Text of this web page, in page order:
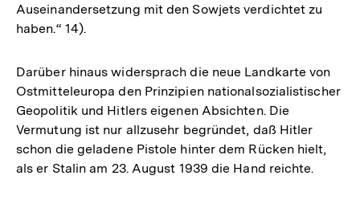
Fußnote
Auseinandersetzung mit den Sowjets verdichtet zu
haben.“ 14).
Darüber hinaus widersprach die neue Landkarte von
Ostmitteleuropa den Prinzipien nationalsozialistischer
Geopolitik und Hitlers eigenen Absichten. Die
Vermutung ist nur allzusehr begründet, daß Hitler
schon die geladene Pistole hinter dem Rücken hielt,
als er Stalin am 23. August 1939 die Hand reichte.